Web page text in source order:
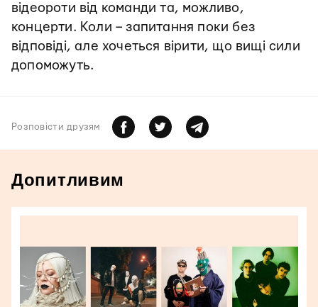
відеороти від команди та, можливо,
концерти. Коли – запитання поки без
відповіді, але хочеться вірити, що вищі сили
допоможуть.
Розповiсти друзям
Допитливим